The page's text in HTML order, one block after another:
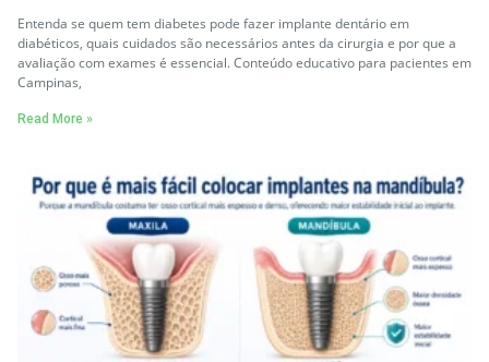
Entenda se quem tem diabetes pode fazer implante dentário em
diabéticos, quais cuidados são necessários antes da cirurgia e por que a
avaliação com exames é essencial. Conteúdo educativo para pacientes em
Campinas,
Read More »